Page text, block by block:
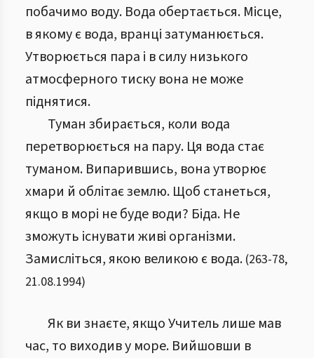
побачимо воду. Вода обертається. Місце,
в якому є вода, вранці затуманюється.
Утворюється пара і в силу низького
атмосферного тиску вона не може
піднятися.
Туман збирається, коли вода
перетворюється на пару. Ця вода стає
туманом. Випарившись, вона утворює
хмари й облітає землю. Щоб станеться,
якщо в морі не буде води? Біда. Не
зможуть існувати живі організми.
Замисліться, якою великою є вода. (263-78,
21.08.1994)
Як ви знаєте, якщо Учитель лише мав
час, то виходив у море. Вийшовши в